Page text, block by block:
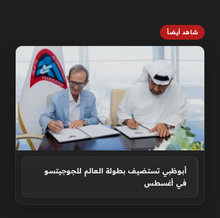
شاهد أيضاً
أبوظبي تستضيف بطولة العالم للجوجيتسو
في أغسطس